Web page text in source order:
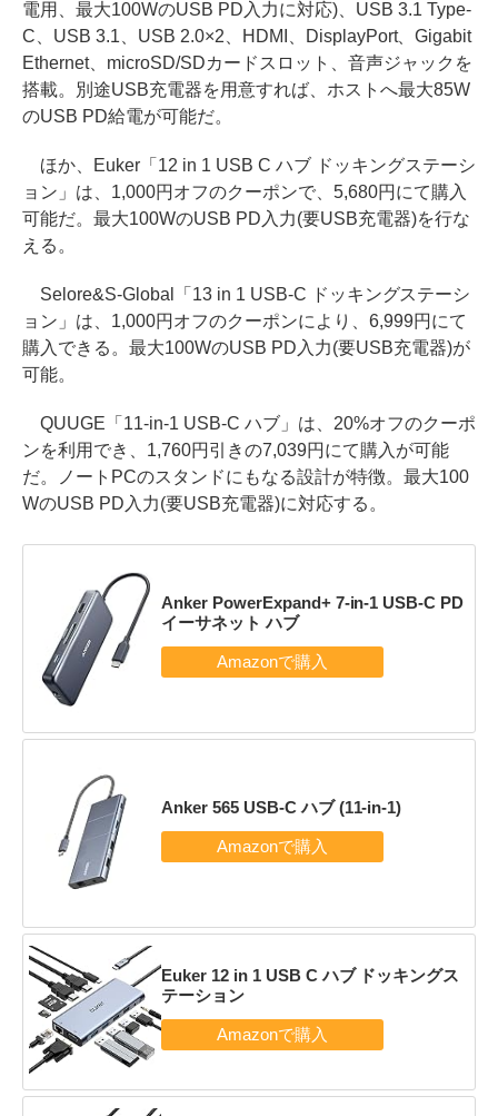
電用、最大100WのUSB PD入力に対応)、USB 3.1 Type-
C、USB 3.1、USB 2.0×2、HDMI、DisplayPort、Gigabit
Ethernet、microSD/SDカードスロット、音声ジャックを
搭載。別途USB充電器を用意すれば、ホストへ最大85W
のUSB PD給電が可能だ。
ほか、Euker「12 in 1 USB C ハブ ドッキングステーシ
ョン」は、1,000円オフのクーポンで、5,680円にて購入
可能だ。最大100WのUSB PD入力(要USB充電器)を行な
える。
Selore&S-Global「13 in 1 USB-C ドッキングステーシ
ョン」は、1,000円オフのクーポンにより、6,999円にて
購入できる。最大100WのUSB PD入力(要USB充電器)が
可能。
QUUGE「11-in-1 USB-C ハブ」は、20%オフのクーポ
ンを利用でき、1,760円引きの7,039円にて購入が可能
だ。ノートPCのスタンドにもなる設計が特徴。最大100
WのUSB PD入力(要USB充電器)に対応する。
Anker PowerExpand+ 7-in-1 USB-C PD
イーサネット ハブ
Anker 565 USB-C ハブ (11-in-1)
Euker 12 in 1 USB C ハブ ドッキングス
テーション